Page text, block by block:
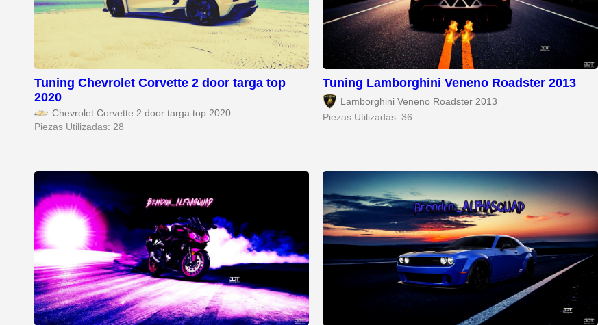
Tuning Chevrolet Corvette 2 door targa top
2020
Chevrolet Corvette 2 door targa top 2020
Piezas Utilizadas: 28
Tuning Lamborghini Veneno Roadster 2013
Lamborghini Veneno Roadster 2013
Piezas Utilizadas: 36